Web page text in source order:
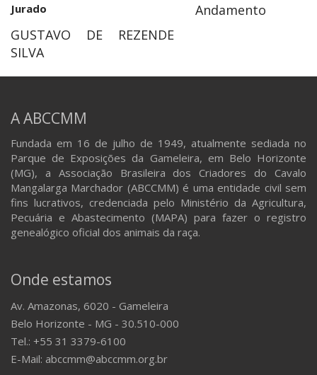
Jurado
Andamento
GUSTAVO DE REZENDE
SILVA
A ABCCMM
Fundada em 16 de julho de 1949, atualmente sediada no
Parque de Exposições da Gameleira, em Belo Horizonte
(MG), a Associação Brasileira dos Criadores do Cavalo
Mangalarga Marchador (ABCCMM) é uma entidade civil sem
fins lucrativos, credenciada pelo Ministério da Agricultura,
Pecuária e Abastecimento (MAPA) para fazer o registro
genealógico oficial dos animais da raça.
Onde estamos
Av. Amazonas, 6020 - Gameleira
Belo Horizonte - MG - 30.510-000
Tel.: +55 31 3379-6100
E-Mail: abccmm@abccmm.org.br